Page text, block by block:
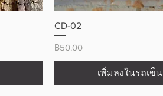
CD-02
ราคา
฿50.00
เพิ่มลงในรถเข็น